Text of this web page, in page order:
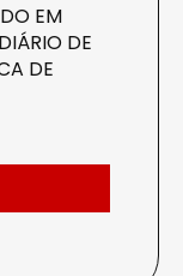
EM
DE
DE